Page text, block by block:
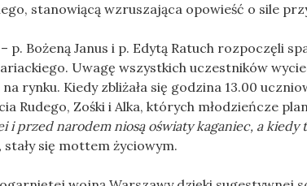
stanowiącą wzruszająca opowieść o sile
Bożeną Janus i p. Edytą Ratuch rozpoczęli
Uwagę wszystkich uczestników
rynku. Kiedy zbliżała się godzina 13.00
Rudego, Zośki i Alka, których młodzieńcze
i przed narodem niosą oświaty kaganiec, a kiedy
stały się mottem życiowym.